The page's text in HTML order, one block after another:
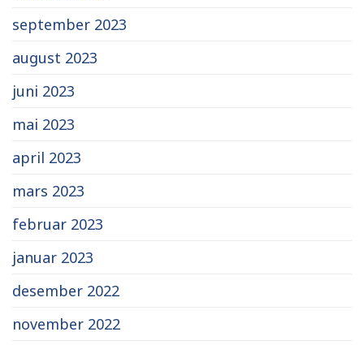
september 2023
august 2023
juni 2023
mai 2023
april 2023
mars 2023
februar 2023
januar 2023
desember 2022
november 2022